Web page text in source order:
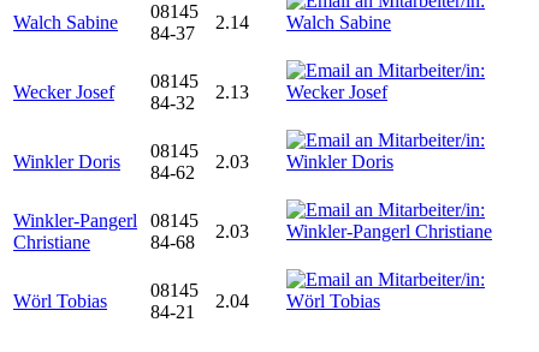
Walch Sabine
08145
84-37
2.14
Wecker Josef
08145
84-32
2.13
Winkler Doris
08145
84-62
2.03
Winkler-Pangerl
Christiane
08145
84-68
2.03
Wörl Tobias
08145
84-21
2.04